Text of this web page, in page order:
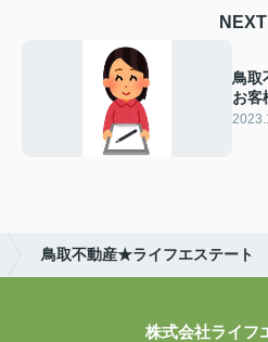
NEXT
鳥取
お客
た♪
鳥取不動産★ライフエステート
株式会社ライフ